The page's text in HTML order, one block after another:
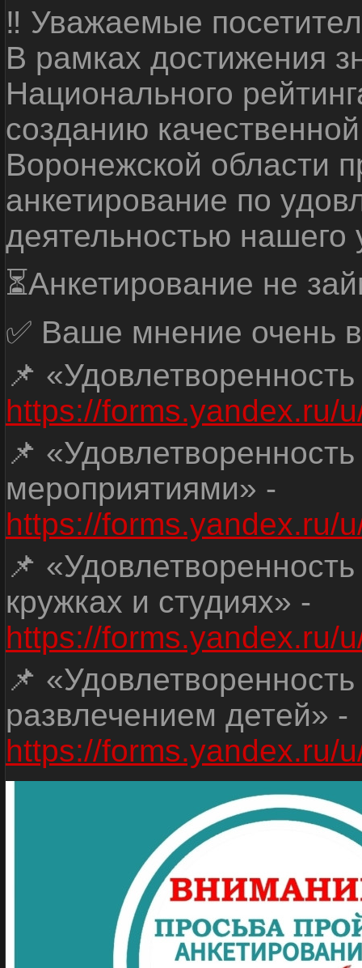
‼ Уважаемые
В рамках достижения
Национального
созданию
Воронежской области
анкетирование по
деятельностью нашего
⏳Анкетирование не
✅ Ваше мнение очень
📌
https://forms.yandex.ru/
📌
мероприятиями» -
https://forms.yandex.ru/
📌
кружках и студиях» -
https://forms.yandex.ru/
📌
развлечением детей» -
https://forms.yandex.ru/